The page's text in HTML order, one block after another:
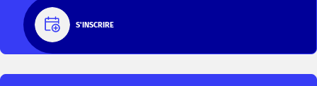
S'INSCRIRE